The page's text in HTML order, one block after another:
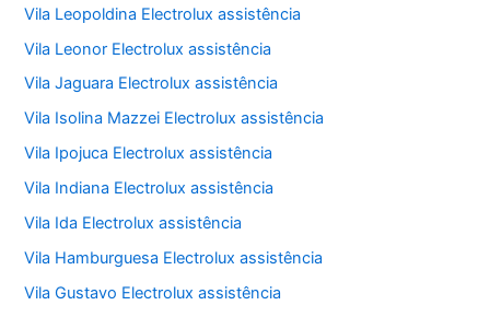
Vila Leopoldina Electrolux assistência
Vila Leonor Electrolux assistência
Vila Jaguara Electrolux assistência
Vila Isolina Mazzei Electrolux assistência
Vila Ipojuca Electrolux assistência
Vila Indiana Electrolux assistência
Vila Ida Electrolux assistência
Vila Hamburguesa Electrolux assistência
Vila Gustavo Electrolux assistência